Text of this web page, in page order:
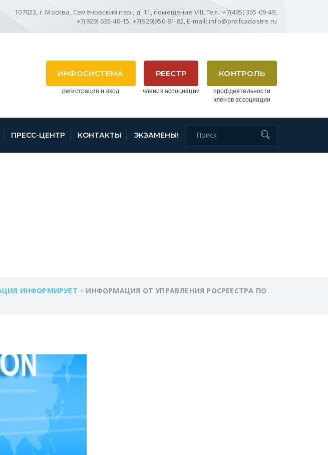
107023, г. Москва, Семёновский пер., д. 11, помещение VIII, Тел.: +7(495) 365-09-49,
+7(929) 635-40-15, +7(929)950-81-82, E-mail: info@profcadastre.ru
КОНТРОЛЬ
профдеятельности
членов ассоциации
РЕЕСТР
членов ассоциации
ИНФОСИСТЕМА
регистрация и вход
ПРЕСС-ЦЕНТР КОНТАКТЫ ЭКЗАМЕНЫ!
ИНФОРМИРУЕТ > ИНФОРМАЦИЯ ОТ УПРАВЛЕНИЯ РОСРЕЕСТРА ПО